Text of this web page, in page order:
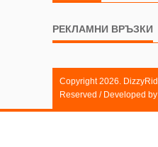
РЕКЛАМНИ ВРЪЗКИ
Copyright 2026.
Reserved / Developed by